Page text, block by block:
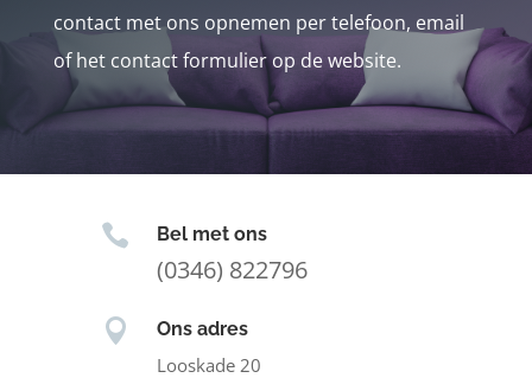
contact met ons opnemen per telefoon, email
of het contact formulier op de website.
 Bel met ons
(0346) 822796
 Ons adres
Looskade 20